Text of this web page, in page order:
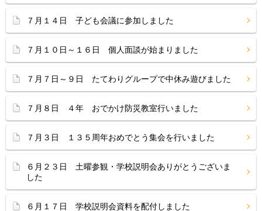
７月１４日 子ども会議に参加しました
７月１０日～１６日 個人面談が始まりました
７月７日～９日 たてわりグループで中休み遊びました
７月８日 ４年 おでかけ防災教室行いました
７月３日 １３５周年おめでとう集会を行いました
６月２３日 土曜参観・学校説明会ありがとうございま
した
６月１７日 学校説明会資料を配付しました